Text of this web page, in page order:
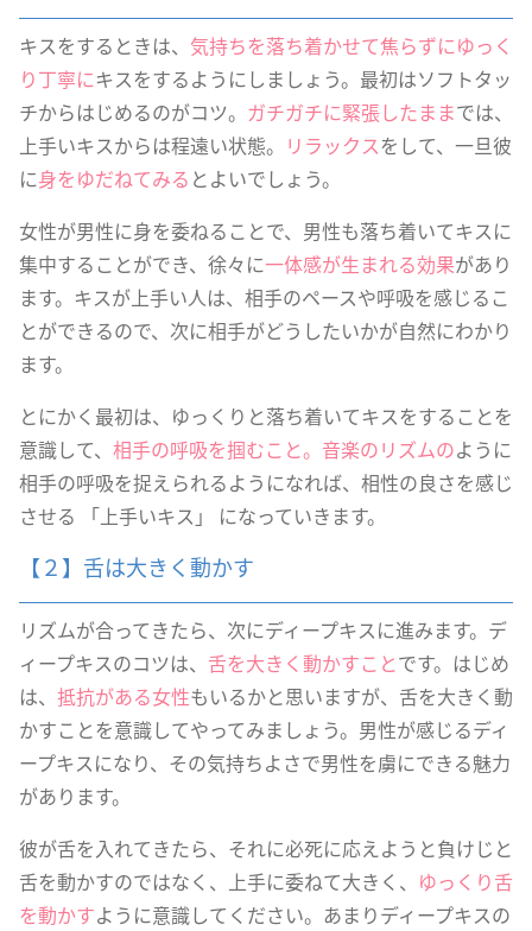
キスをするときは、 気持ちを落ち着かせて焦らずにゆっく
り丁寧にキスをするようにしましょう。最初はソフトタッ
チからはじめるのがコツ。 ガチガチに緊張したままでは、
上手いキスからは程遠い状態。 リラックスをして、一旦彼
に身をゆだねてみる とよいでしょう。
女性が男性に身を委ねることで、男性も落ち着いてキスに
集中することができ、徐々に一体感が生まれる効果があり
ます。キスが上手い人は、相手のペースや呼吸を感じるこ
とができるので、次に相手がどうしたいかが自然にわかり
ます。
とにかく最初は、ゆっくりと落ち着いてキスをすることを
意識して、 相手の呼吸を掴むこと。音楽のリズムのように
相手の呼吸を捉えられるようになれば、相性の良さを感じ
させる 「上手いキス」 になっていきます。
【２】舌は大きく動かす
リズムが合ってきたら、次にディープキスに進みます。デ
ィープキスのコツは、 舌を大きく動かすことです。はじめ
は、 抵抗がある女性もいるかと思いますが、舌を大きく動
かすことを意識してやってみましょう。男性が感じるディ
ープキスになり、その気持ちよさで男性を虜にできる魅力
があります。
彼が舌を入れてきたら、それに必死に応えようと負けじと
舌を動かすのではなく、上手に委ねて大きく、 ゆっくり舌
を動かすように意識してください。あまりディープキスの